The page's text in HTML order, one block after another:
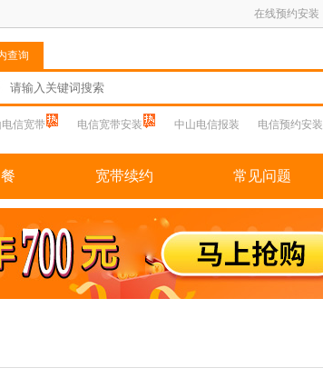
在线预约安装
查询
电信宽带 电信宽带安装 中山电信报装 电信预约安装
宽带续约 常见问题